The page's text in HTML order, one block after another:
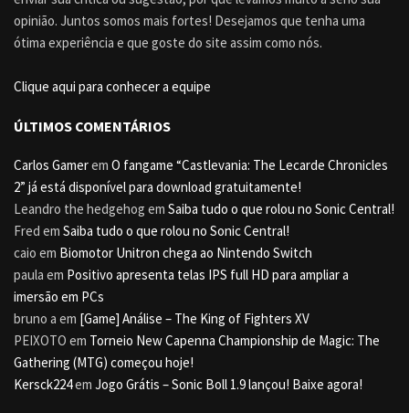
opinião. Juntos somos mais fortes! Desejamos que tenha uma
ótima experiência e que goste do site assim como nós.
Clique aqui para conhecer a equipe
ÚLTIMOS COMENTÁRIOS
Carlos Gamerem O fangame “Castlevania: The Lecarde Chronicles
2” já está disponível para download gratuitamente!
Leandro the hedgehog em Saiba tudo o que rolou no Sonic Central!
Fred em Saiba tudo o que rolou no Sonic Central!
caio em Biomotor Unitron chega ao Nintendo Switch
paula em Positivo apresenta telas IPS full HD para ampliar a
imersão em PCs
bruno a em [Game] Análise – The King of Fighters XV
PEIXOTO em Torneio New Capenna Championship de Magic: The
Gathering (MTG) começou hoje!
Kersck224em Jogo Grátis – Sonic Boll 1.9 lançou! Baixe agora!